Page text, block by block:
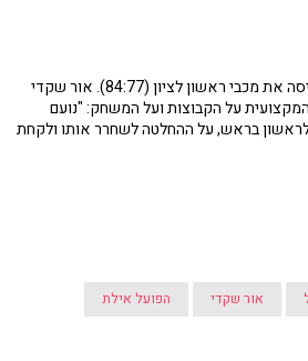
אתמול (א') הפועל אילת הביסה את מכבי ראשון לציון (84:77). אור שקדי
על הקבוצות ועל המשחק: "נועם
בראש, על ההחלטה לשחרר אותו ולקחת
אור שקדי הפועל אילת